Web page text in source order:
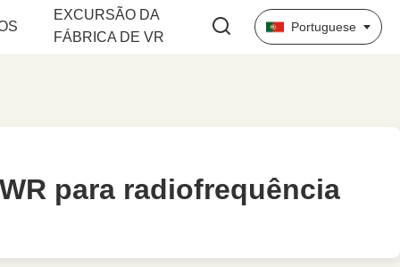
EXCURSÃO DA
FÁBRICA DE VR
Portuguese
para radiofrequência
para radiofrequência